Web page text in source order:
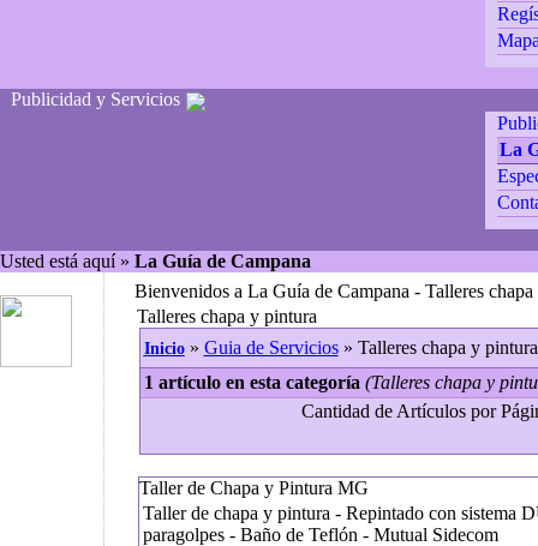
Publicidad y Servicios
La
Usted está aquí » La Guía de Campana
Bienvenidos a La Guía de Campana - Talleres
Talleres chapa y pintura
Inicio» Guia de Servicios» Talleres chapa y pintura
1 artículo en esta categoría (Talleres chapa y
Cantidad de Artículos por
Taller de Chapa y Pintura MG
Taller de chapa y pintura - Repintado con sistema
paragolpes - Baño de Teflón - Mutual Sidecom